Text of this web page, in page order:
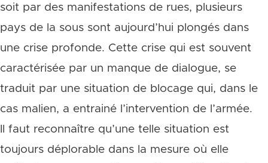
soit par des manifestations de rues, plusieurs
pays de la sous sont aujourd’hui plongés dans
une crise profonde. Cette crise qui est souvent
caractérisée par un manque de dialogue, se
traduit par une situation de blocage qui, dans le
cas malien, a entrainé l’intervention de l’armée.
Il faut reconnaître qu’une telle situation est
toujours déplorable dans la mesure où elle